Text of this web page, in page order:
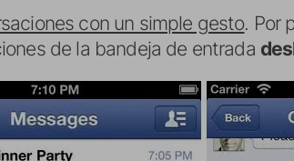
con un simple gesto. Por
de la bandeja de entrada